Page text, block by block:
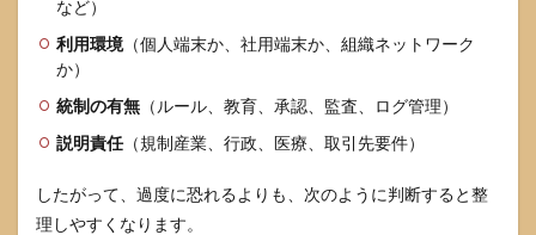
削除
でデ
ータ
は消
えま
すか
など）
利用環境（個人端末か、社用端末か、組織ネットワーク
か）
統制の有無 （ルール、教育、承認、監査、ログ管理）
説明責任（規制産業、行政、医療、取引先要件）
したがって、過度に恐れるよりも、次のように判断すると整
理しやすくなります。